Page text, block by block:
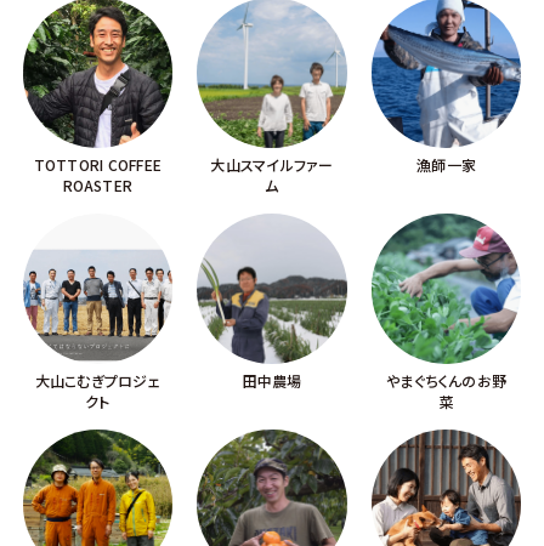
TOTTORI COFFEE
ROASTER
大山スマイルファー
ム
漁師一家
大山こむぎプロジェ
クト
田中農場
やまぐちくんのお野
菜